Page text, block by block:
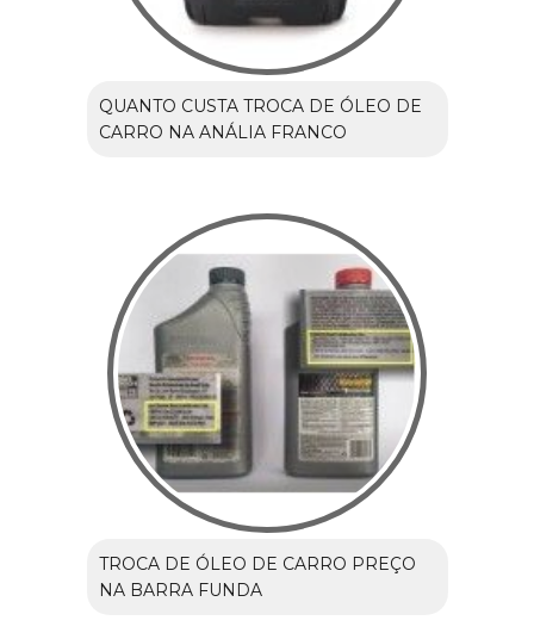
QUANTO CUSTA TROCA DE ÓLEO DE
CARRO NA ANÁLIA FRANCO
TROCA DE ÓLEO DE CARRO PREÇO
NA BARRA FUNDA